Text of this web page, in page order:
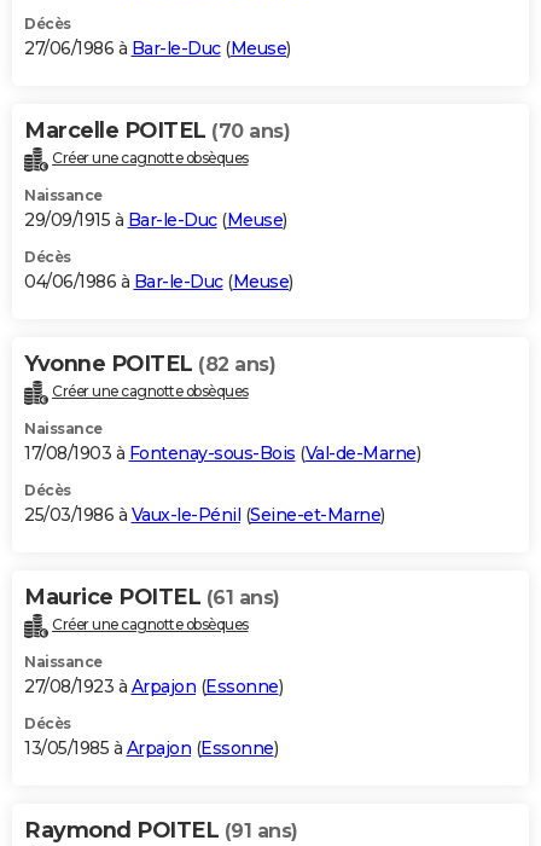
Décès
27/06/1986 à Bar-le-Duc(Meuse)
Marcelle POITEL (70 ans)
Créer une cagnotte obsèques
Naissance
29/09/1915 à Bar-le-Duc(Meuse)
Décès
04/06/1986 à Bar-le-Duc(Meuse)
Yvonne POITEL (82 ans)
Créer une cagnotte obsèques
Naissance
17/08/1903 à Fontenay-sous-Bois (Val-de-Marne)
Décès
25/03/1986 à Vaux-le-Pénil (Seine-et-Marne)
Maurice POITEL (61 ans)
Créer une cagnotte obsèques
Naissance
27/08/1923 à Arpajon (Essonne)
Décès
13/05/1985 à Arpajon (Essonne)
Raymond POITEL (91 ans)